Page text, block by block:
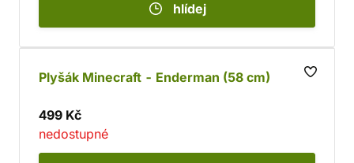
hlídej
Plyšák Minecraft - Enderman (58 cm)
499 Kč
nedostupné